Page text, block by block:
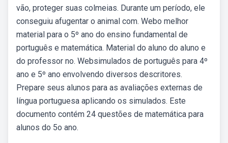
vão, proteger suas colmeias. Durante um período, ele
conseguiu afugentar o animal com. Webo melhor
material para o 5º ano do ensino fundamental de
português e matemática. Material do aluno do aluno e
do professor no. Websimulados de português para 4º
ano e 5º ano envolvendo diversos descritores.
Prepare seus alunos para as avaliações externas de
língua portuguesa aplicando os simulados. Este
documento contém 24 questões de matemática para
alunos do 5o ano.